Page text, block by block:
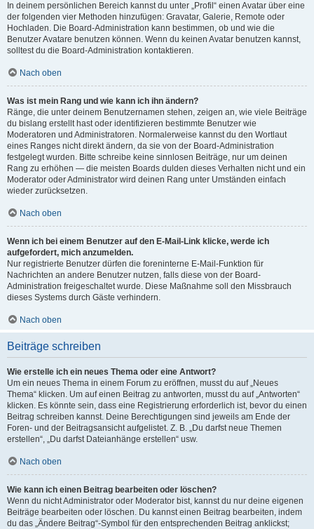
In deinem persönlichen Bereich kannst du unter „Profil“ einen Avatar über eine
der folgenden vier Methoden hinzufügen: Gravatar, Galerie, Remote oder
Hochladen. Die Board-Administration kann bestimmen, ob und wie die
Benutzer Avatare benutzen können. Wenn du keinen Avatar benutzen kannst,
solltest du die Board-Administration kontaktieren.
Nach oben
Was ist mein Rang und wie kann ich ihn ändern?
Ränge, die unter deinem Benutzernamen stehen, zeigen an, wie viele Beiträge
du bislang erstellt hast oder identifizieren bestimmte Benutzer wie
Moderatoren und Administratoren. Normalerweise kannst du den Wortlaut
eines Ranges nicht direkt ändern, da sie von der Board-Administration
festgelegt wurden. Bitte schreibe keine sinnlosen Beiträge, nur um deinen
Rang zu erhöhen — die meisten Boards dulden dieses Verhalten nicht und ein
Moderator oder Administrator wird deinen Rang unter Umständen einfach
wieder zurücksetzen.
Nach oben
Wenn ich bei einem Benutzer auf den E-Mail-Link klicke, werde ich
aufgefordert, mich anzumelden.
Nur registrierte Benutzer dürfen die foreninterne E-Mail-Funktion für
Nachrichten an andere Benutzer nutzen, falls diese von der Board-
Administration freigeschaltet wurde. Diese Maßnahme soll den Missbrauch
dieses Systems durch Gäste verhindern.
Nach oben
Beiträge schreiben
Wie erstelle ich ein neues Thema oder eine Antwort?
Um ein neues Thema in einem Forum zu eröffnen, musst du auf „Neues
Thema“ klicken. Um auf einen Beitrag zu antworten, musst du auf „Antworten“
klicken. Es könnte sein, dass eine Registrierung erforderlich ist, bevor du einen
Beitrag schreiben kannst. Deine Berechtigungen sind jeweils am Ende der
Foren- und der Beitragsansicht aufgelistet. Z. B. „Du darfst neue Themen
erstellen“, „Du darfst Dateianhänge erstellen“ usw.
Nach oben
Wie kann ich einen Beitrag bearbeiten oder löschen?
Wenn du nicht Administrator oder Moderator bist, kannst du nur deine eigenen
Beiträge bearbeiten oder löschen. Du kannst einen Beitrag bearbeiten, indem
du das „Ändere Beitrag“-Symbol für den entsprechenden Beitrag anklickst;